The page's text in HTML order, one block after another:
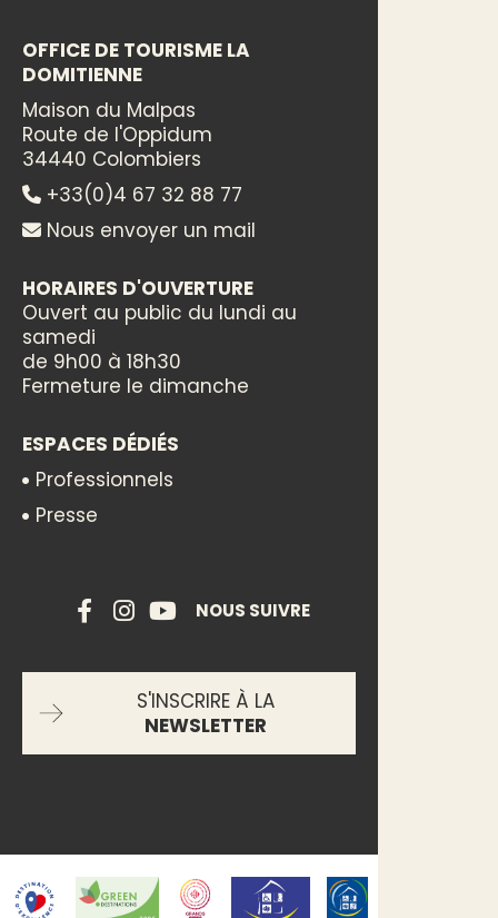
OFFICE DE TOURISME LA
DOMITIENNE
Maison du Malpas
Route de l'Oppidum
34440 Colombiers
+33(0)4 67 32 88 77
Nous envoyer un mail
HORAIRES D'OUVERTURE
Ouvert au public du lundi au
samedi
de 9h00 à 18h30
Fermeture le dimanche
ESPACES DÉDIÉS
Professionnels
Presse
NOUS SUIVRE
S'INSCRIRE À LA
NEWSLETTER